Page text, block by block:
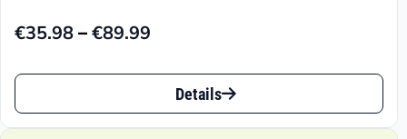
€35.98–€89.99
Preisspanne:
€35.98
€89.99
Dieses
Produkt
Details